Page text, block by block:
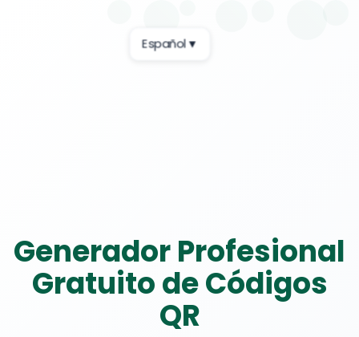
Español▼
Generador Profesional
Gratuito de Códigos
QR